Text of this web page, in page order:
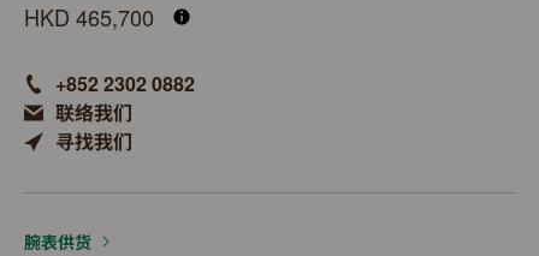
HKD 465,700
+852 2302 0882
联络我们
寻找我们
腕表供货